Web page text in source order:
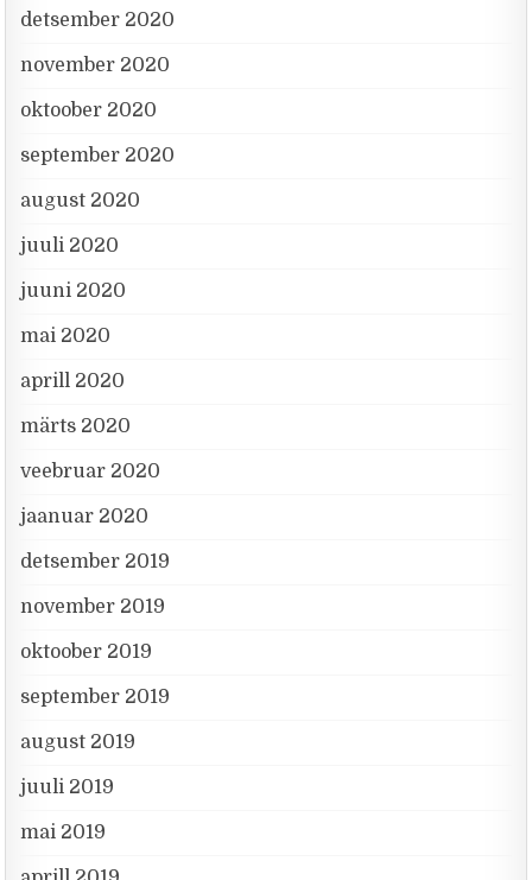
detsember 2020
november 2020
oktoober 2020
september 2020
august 2020
juuli 2020
juuni 2020
mai 2020
aprill 2020
märts 2020
veebruar 2020
jaanuar 2020
detsember 2019
november 2019
oktoober 2019
september 2019
august 2019
juuli 2019
mai 2019